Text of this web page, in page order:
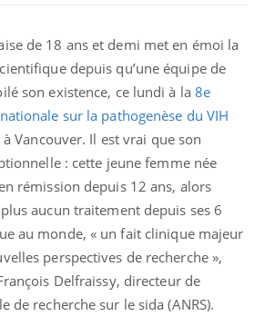
de 18 ans et demi met en émoi la
depuis qu’une équipe de
son existence, ce lundi à la 8e
sur la pathogenèse du VIH
Vancouver. Il est vrai que son
: cette jeune femme née
rémission depuis 12 ans, alors
aucun traitement depuis ses 6
au monde, « un fait clinique majeur
perspectives de recherche »,
Delfraissy, directeur de
de recherche sur le sida (ANRS).